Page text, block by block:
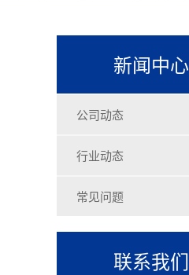
新闻中心
公司动态
行业动态
常见问题
联系我们